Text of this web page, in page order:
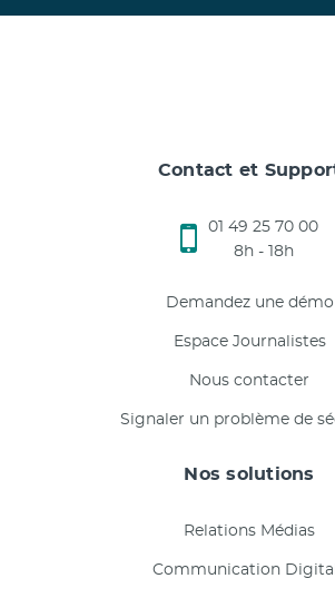
Contact et
01 49 25 70 00
8h - 18h
Demandez une démo
Espace Journalistes
Nous contacter
Signaler un problème de
Nos solutions
Relations Médias
Communication